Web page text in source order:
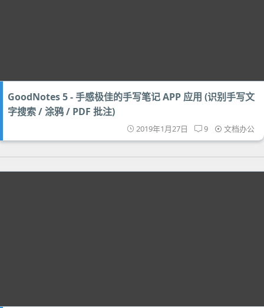
GoodNotes 5 - 手感极佳的手写笔记 APP 应用 (识别手写文
字搜索 / 涂鸦 / PDF 批注)
2019年1月27日 9 文档办公